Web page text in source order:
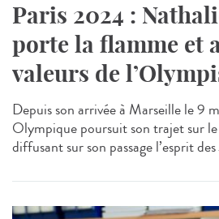
Paris 2024 :
porte la flamme et
valeurs de
Depuis son arrivée à Marseille le 9
Olympique poursuit son trajet sur
diffusant sur son passage l’esprit